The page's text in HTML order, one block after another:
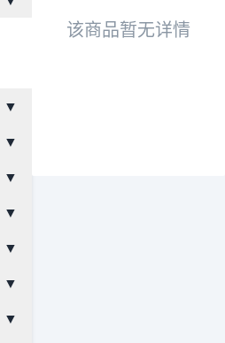
▼
▼
▼
▼
▼
▼
▼
该商品暂无详情